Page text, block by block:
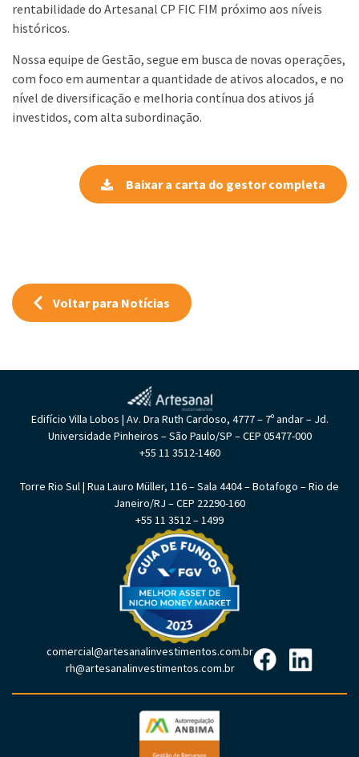
rentabilidade do Artesanal CP FIC FIM próximo aos níveis
históricos.
Nossa equipe de Gestão, segue em busca de novas operações,
com foco em aumentar a quantidade de ativos alocados, e no
nível de diversificação e melhoria contínua dos ativos já
investidos, com alta subordinação.
Baixar a carta do gestor completa
Voltar para Notícias
Edifício Villa Lobos | Av. Dra Ruth Cardoso, 4777 – 7º andar – Jd.
Universidade Pinheiros – São Paulo/SP – CEP 05477-000
+55 11 3512-1460
Torre Rio Sul | Rua Lauro Müller, 116 – Sala 4404 – Botafogo – Rio de
Janeiro/RJ – CEP 22290-160
+55 11 3512 – 1499
comercial@artesanalinvestimentos.com.br
rh@artesanalinvestimentos.com.br